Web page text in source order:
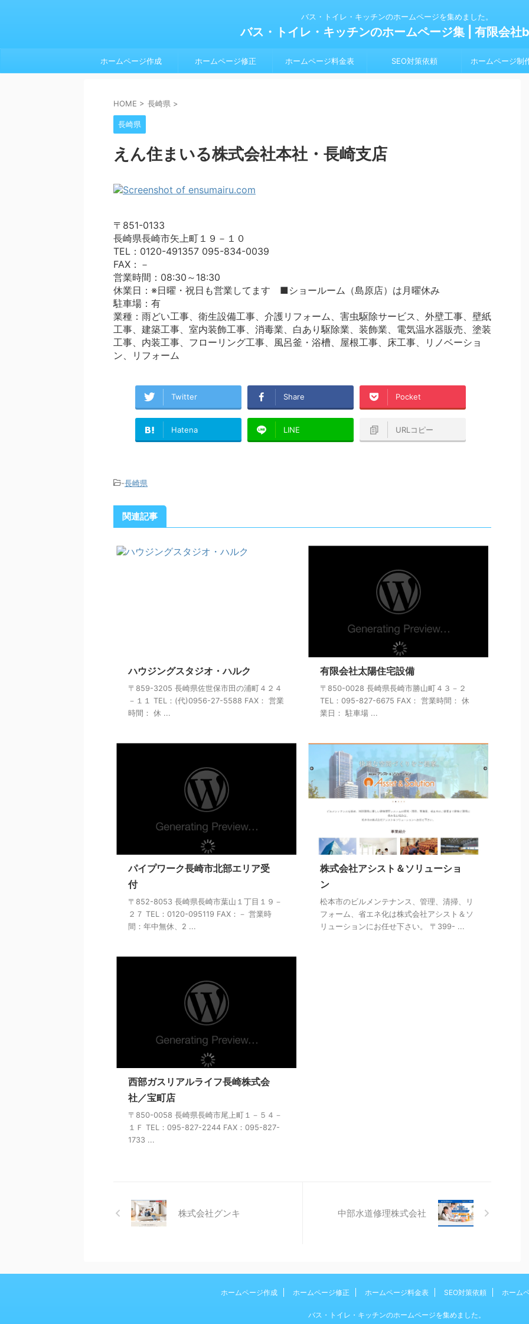
バス・トイレ・キッチンのホームページを集めました。
バス・トイレ・キッチンのホームページ集 | 有限会社
ホームページ作成 ホームページ修正 ホームページ料金表 SEO対策依頼 ホームページ制
HOME > 長崎県 >
長崎県
えん住まいる株式会社本社・長崎支店
〒851-0133
長崎県長崎市矢上町１９－１０
TEL：0120-491357 095-834-0039
FAX：－
営業時間：08:30～18:30
休業日：※日曜・祝日も営業してます ■ショールーム（島原店）は月曜休み
駐車場：有
業種：雨どい工事、衛生設備工事、介護リフォーム、害虫駆除サービス、外壁工事、壁紙
工事、建築工事、室内装飾工事、消毒業、白あり駆除業、装飾業、電気温水器販売、塗装
工事、内装工事、フローリング工事、風呂釜・浴槽、屋根工事、床工事、リノベーショ
ン、リフォーム
Twitter Share Pocket
Hatena LINE URLコピー
-長崎県
関連記事
ハウジングスタジオ・ハルク
〒859-3205 長崎県佐世保市田の浦町４２４
－１１ TEL：(代)0956-27-5588 FAX： 営業
時間： 休 ...
有限会社太陽住宅設備
〒850-0028 長崎県長崎市勝山町４３－２
TEL：095-827-6675 FAX： 営業時間： 休
業日： 駐車場 ...
パイプワーク長崎市北部エリア受
付
〒852-8053 長崎県長崎市葉山１丁目１９－
２７ TEL：0120-095119 FAX：－ 営業時
間：年中無休、2 ...
株式会社アシスト＆ソリューショ
ン
松本市のビルメンテナンス、管理、清掃、リ
フォーム、省エネ化は株式会社アシスト＆ソ
リューションにお任せ下さい。 〒399- ...
西部ガスリアルライフ長崎株式会
社／宝町店
〒850-0058 長崎県長崎市尾上町１－５４－
１Ｆ TEL：095-827-2244 FAX：095-827-
1733 ...
株式会社グンキ 中部水道修理株式会社
ホームページ作成 ホームページ修正 ホームページ料金表 SEO対策依頼 ホーム
バス・トイレ・キッチンのホームページを集めました。